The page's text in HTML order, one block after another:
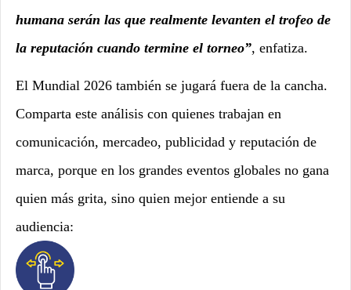
humana serán las que realmente levanten el trofeo de
la reputación cuando termine el torneo”, enfatiza.
El Mundial 2026 también se jugará fuera de la cancha.
Comparta este análisis con quienes trabajan en
comunicación, mercadeo, publicidad y reputación de
marca, porque en los grandes eventos globales no gana
quien más grita, sino quien mejor entiende a su
audiencia: